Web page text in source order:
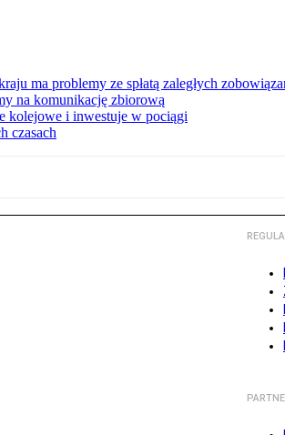
ma problemy ze spłatą zaległych
na komunikację zbiorową
kolejowe i inwestuje w pociągi
czasach